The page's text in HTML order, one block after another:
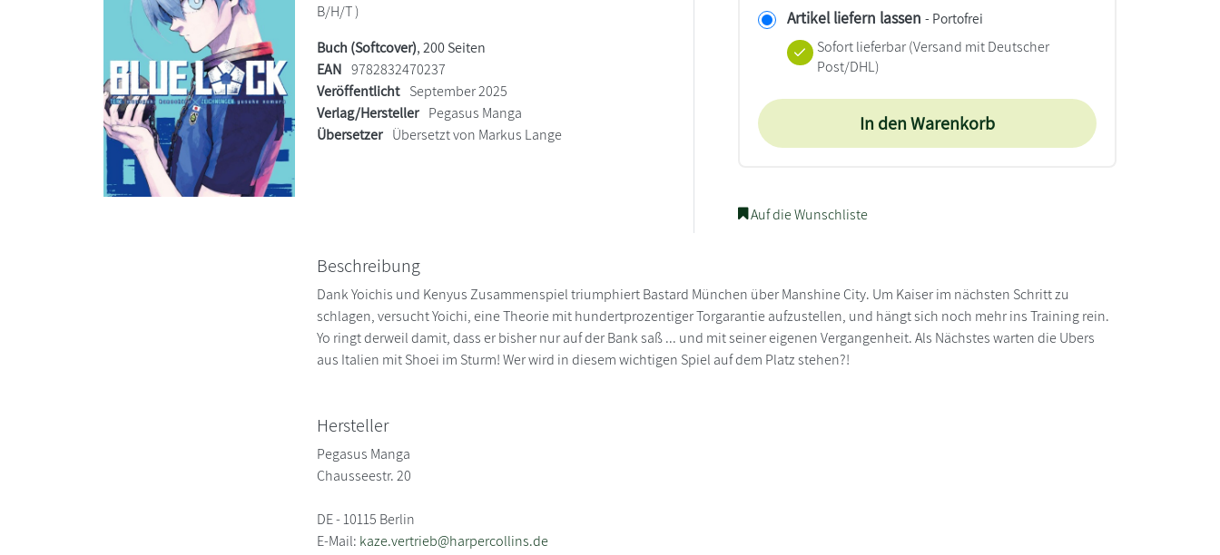
B/H/T )
Buch (Softcover), 200 Seiten
EAN 9782832470237
Veröffentlicht September 2025
Verlag/Hersteller Pegasus Manga
Übersetzer Übersetzt von Markus Lange
Artikel liefern lassen - Portofrei
Sofort lieferbar(Versand mit Deutscher
Post/DHL)
In den Warenkorb
Auf die Wunschliste
Beschreibung
Dank Yoichis und Kenyus Zusammenspiel triumphiert Bastard München über Manshine City. Um Kaiser im nächsten Schritt zu
schlagen, versucht Yoichi, eine Theorie mit hundertprozentiger Torgarantie aufzustellen, und hängt sich noch mehr ins Training rein.
Yo ringt derweil damit, dass er bisher nur auf der Bank saß ... und mit seiner eigenen Vergangenheit. Als Nächstes warten die Ubers
aus Italien mit Shoei im Sturm! Wer wird in diesem wichtigen Spiel auf dem Platz stehen?!
Hersteller
Pegasus Manga
Chausseestr. 20
DE - 10115 Berlin
E-Mail: kaze.vertrieb@harpercollins.de